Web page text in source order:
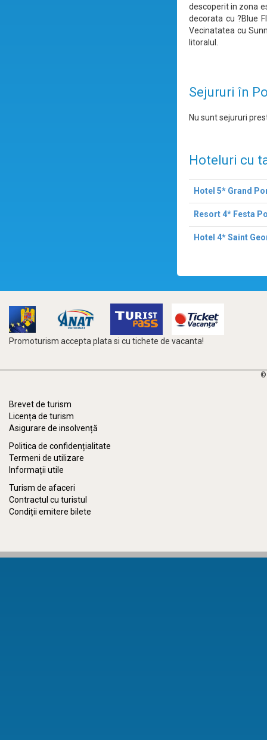
descoperit in zona
decorata cu ?Blue
Vecinatatea cu
litoralul.
Sejururi în
Nu sunt sejururi
Hoteluri cu
Hotel 5* Grand
Resort 4* Festa
Hotel 4* Saint
Promoturism accepta plata si cu tichete de vacanta!
©
Brevet de turism
Licența de turism
Asigurare de insolvență
Politica de confidențialitate
Termeni de utilizare
Informații utile
Turism de afaceri
Contractul cu turistul
Condiții emitere bilete